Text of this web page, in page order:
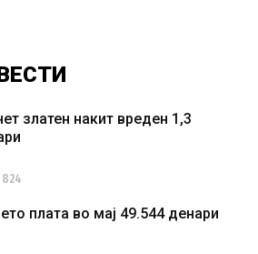
златен накит вреден 1,3
824
плата во мај 49.544 денари